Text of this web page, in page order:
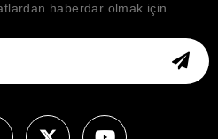
haberdar olmak için